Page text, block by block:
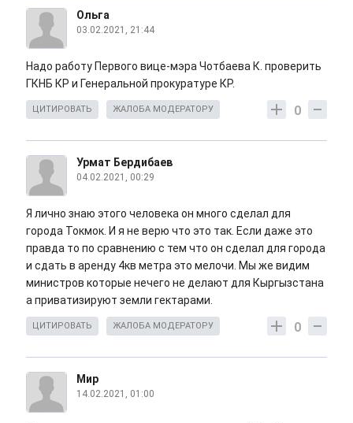
Ольга
03.02.2021, 21:44
Надо работу Первого вице-мэра Чотбаева К. проверить
ГКНБ КР и Генеральной прокуратуре КР.
0
ЦИТИРОВАТЬ ЖАЛОБА МОДЕРАТОРУ
Урмат Бердибаев
04.02.2021, 00:29
Я лично знаю этого человека он много сделал для
города Токмок. И я не верю что это так. Если даже это
правда то по сравнению с тем что он сделал для города
и сдать в аренду 4кв метра это мелочи. Мы же видим
министров которые нечего не делают для Кыргызстана
а приватизируют земли гектарами.
0
ЦИТИРОВАТЬ ЖАЛОБА МОДЕРАТОРУ
Мир
14.02.2021, 01:00